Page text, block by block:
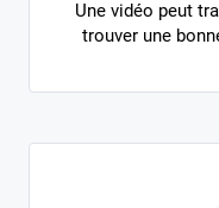
Une vidéo peut
trouver une